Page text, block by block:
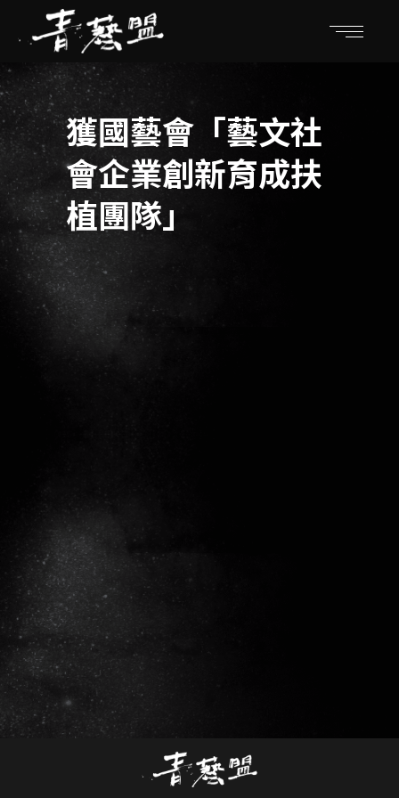
獲國藝會「藝文社
會企業創新育成扶
植團隊」